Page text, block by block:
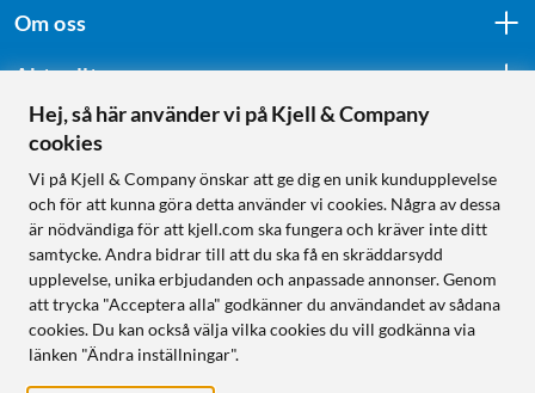
Om oss
Aktuellt
Följ oss
Handla från:
Sverige
Norge
Hej, så här använder vi på Kjell & Company
cookies
Vi på Kjell & Company önskar att ge dig en unik kundupplevelse
och för att kunna göra detta använder vi cookies. Några av dessa
är nödvändiga för att kjell.com ska fungera och kräver inte ditt
samtycke. Andra bidrar till att du ska få en skräddarsydd
upplevelse, unika erbjudanden och anpassade annonser. Genom
att trycka "Acceptera alla" godkänner du användandet av sådana
cookies. Du kan också välja vilka cookies du vill godkänna via
länken "Ändra inställningar".